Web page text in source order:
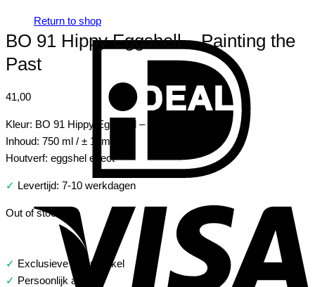
Return to shop
BO 91 Hippy Eggshell – Painting the
Past
41,00
Kleur: BO 91 Hippy Eggshell – Painting the Past
Inhoud: 750 ml / ± 10m2
Houtverf: eggshel effect
✓ Levertijd: 7-10 werkdagen
Out of stock
✓ Exclusieve woonwinkel
✓ Persoonlijk advies